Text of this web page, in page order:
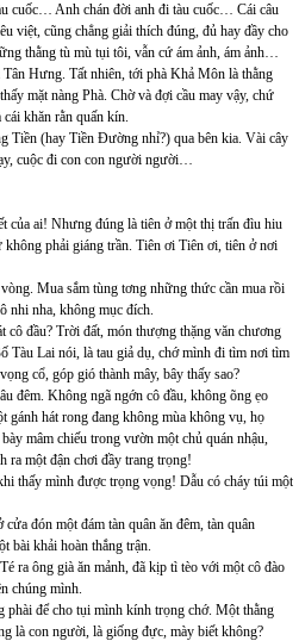
cuốc… Anh chán đời anh đi tàu cuốc… Cái câu
việt, cũng chẳng giải thích đúng, đủ hay đầy cho
thằng tù mù tụi tôi, vẫn cứ ám ảnh, ám ảnh…
Hưng. Tất nhiên, tới phà Khả Môn là thằng
mặt nàng Phà. Chờ và đợi cầu may vậy, chứ
khăn rằn quấn kín.
Tiền (hay Tiền Đường nhỉ?) qua bên kia. Vài cây
cuộc đi con con người người…
của ai! Nhưng đúng là tiên ở một thị trấn đìu hiu
phải giáng trần. Tiên ơi Tiên ơi, tiên ở nơi
Mua sắm tùng tơng những thức cần mua rồi
nhi nha, không mục đích.
đầu? Trời đất, món thượng thặng văn chương
Tàu Lai nói, là tau giả dụ, chớ mình đi tìm nơi tìm
cổ, góp gió thành mây, bây thấy sao?
đêm. Không ngã ngớn cô đầu, không õng ẹo
gánh hát rong đang không mùa không vụ, họ
mâm chiếu trong vườn một chủ quán nhậu,
ra một đận chơi đầy trang trọng!
thấy mình được trọng vọng! Dẫu có cháy túi một
đón một đám tàn quân ăn đêm, tàn quân
bài khải hoàn thắng trận.
ra ông già ăn mảnh, đã kịp tì tèo với một cô đào
chúng mình.
phài để cho tụi mình kính trọng chớ. Một thằng
là con người, là giống đực, mày biết không?